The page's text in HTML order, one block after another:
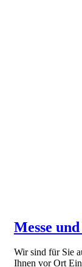
Messe
Wir sind für Sie
Ihnen vor Ort